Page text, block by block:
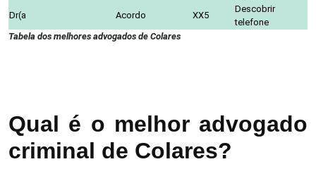
Dr(a
Acordo XX5
Descobrir
telefone
Tabela dos melhores advogados de Colares
Qual é o melhor advogado
criminal de Colares?